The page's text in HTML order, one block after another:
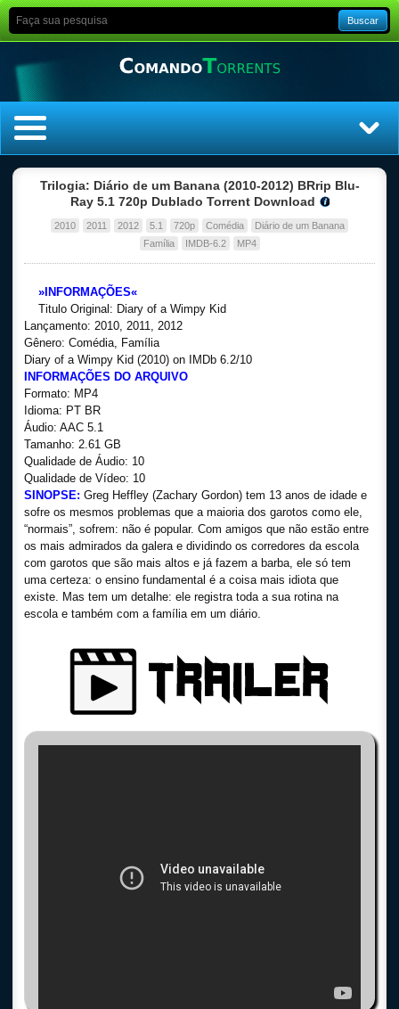
Buscar
Filmes
Legendado
Trilogia: Diário de um Banana (2010-2012) BRrip Blu-
Ray 5.1 720p Dublado Torrent Download
2010 2011 2012 5.1 720p Comédia
Diário de um Banana
Família
IMDB-6.2 MP4
»INFORMAÇÕES«
Titulo Original: Diary of a Wimpy Kid
Lançamento: 2010, 2011, 2012
Gênero: Comédia, Família
Diary of a Wimpy Kid (2010) on IMDb 6.2/10
INFORMAÇÕES DO ARQUIVO
Formato: MP4
Idioma: PT BR
Áudio: AAC 5.1
Tamanho: 2.61 GB
Qualidade de Áudio: 10
Qualidade de Vídeo: 10
SINOPSE: Greg Heffley (Zachary Gordon) tem 13 anos de idade e
sofre os mesmos problemas que a maioria dos garotos como ele,
“normais”, sofrem: não é popular. Com amigos que não estão entre
os mais admirados da galera e dividindo os corredores da escola
com garotos que são mais altos e já fazem a barba, ele só tem
uma certeza: o ensino fundamental é a coisa mais idiota que
existe. Mas tem um detalhe: ele registra toda a sua rotina na
escola e também com a família em um diário.